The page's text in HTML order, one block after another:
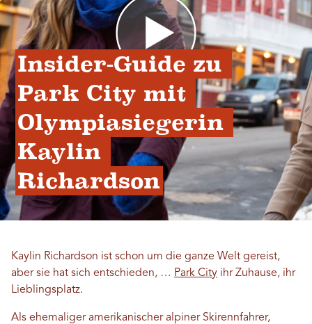
Insider-Guide zu
Park City mit
Olympiasiegerin
Kaylin
Richardson
Kaylin Richardson ist schon um die ganze Welt gereist,
aber sie hat sich entschieden, … Park City ihr Zuhause, ihr
Lieblingsplatz.
Als ehemaliger amerikanischer alpiner Skirennfahrer,